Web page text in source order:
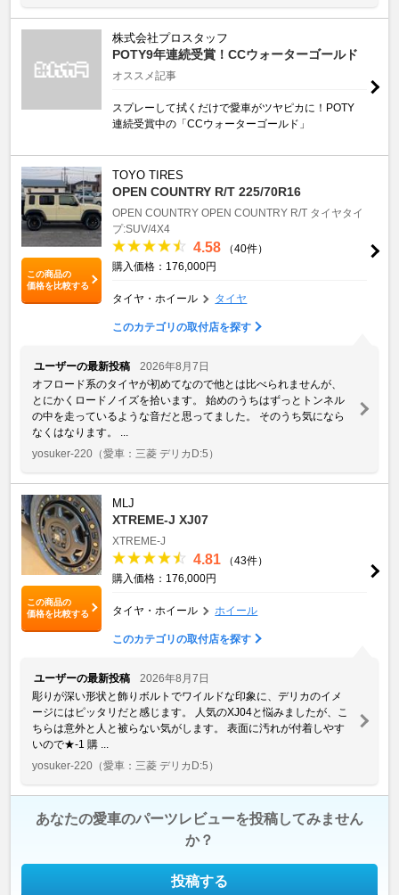
株式会社プロスタッフ
POTY9年連続受賞！CCウォーターゴールド
オススメ記事
スプレーして拭くだけで愛車がツヤピカに！POTY
連続受賞中の「CCウォーターゴールド」
この商品の
価格を比較する
TOYO TIRES
OPEN COUNTRY R/T 225/70R16
OPEN COUNTRY OPEN COUNTRY R/T タイヤタイ
プ:SUV/4X4
4.58
（40件）
購入価格：176,000円
タイヤ・ホイール タイヤ
このカテゴリの取付店を探す
ユーザーの最新投稿
2026年8月7日
オフロード系のタイヤが初めてなので他とは比べられませんが、
とにかくロードノイズを拾います。 始めのうちはずっとトンネル
の中を走っているような音だと思ってました。 そのうち気になら
なくはなります。 ...
yosuker-220 （愛車：三菱 デリカD:5）
この商品の
価格を比較する
MLJ
XTREME-J XJ07
XTREME-J
4.81
（43件）
購入価格：176,000円
タイヤ・ホイール ホイール
このカテゴリの取付店を探す
ユーザーの最新投稿
2026年8月7日
彫りが深い形状と飾りボルトでワイルドな印象に、デリカのイメ
ージにはピッタリだと感じます。 人気のXJ04と悩みましたが、こ
ちらは意外と人と被らない気がします。 表面に汚れが付着しやす
いので★-1 購 ...
yosuker-220 （愛車：三菱 デリカD:5）
あなたの愛車のパーツレビューを投稿してみません
か？
投稿する